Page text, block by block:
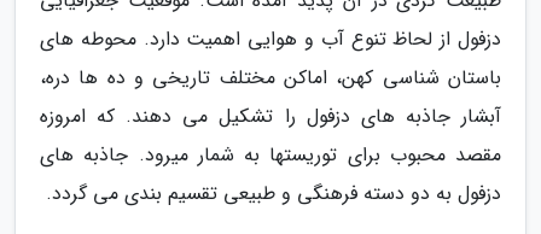
دزفول از لحاظ تنوع آب و هوایی اهمیت دارد. محوطه های
باستان شناسی کهن، اماکن مختلف تاریخی و ده ها دره،
آبشار جاذبه های دزفول را تشکیل می دهند. که امروزه
مقصد محبوب برای توریستها به شمار میرود. جاذبه های
دزفول به دو دسته فرهنگی و طبیعی تقسیم بندی می گردد.